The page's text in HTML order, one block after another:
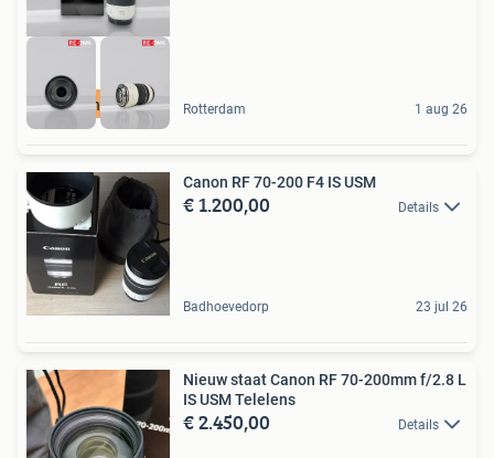
Check onze webshop Rotterdam 1 aug 26
Canon RF 70-200 F4 IS USM
€ 1.200,00 Details
Badhoevedorp 23 jul 26
Nieuw staat Canon RF 70-200mm f/2.8 L
IS USM Telelens
€ 2.450,00 Details